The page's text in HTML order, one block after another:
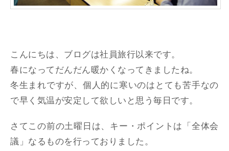
こんにちは、ブログは社員旅行以来です。
春になってだんだん暖かくなってきましたね。
冬生まれですが、個人的に寒いのはとても苦手なの
で早く気温が安定して欲しいと思う毎日です。
さてこの前の土曜日は、キー・ポイントは「全体会
議」なるものを行っておりました。